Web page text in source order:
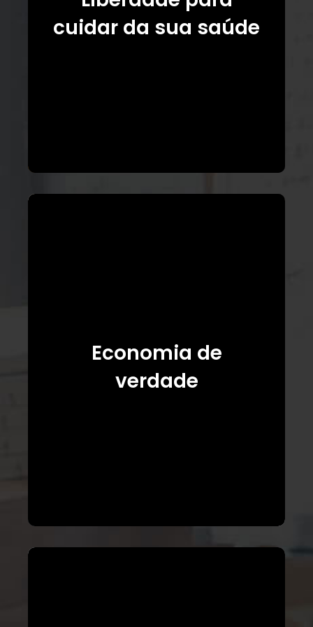
cuidar da sua saúde
Economia de
verdade